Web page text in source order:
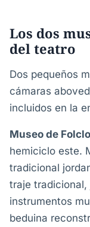
Los dos
del teatro
Dos pequeños
cámaras
incluidos en la
Museo de
hemiciclo este.
tradicional
traje
instrumentos
beduina